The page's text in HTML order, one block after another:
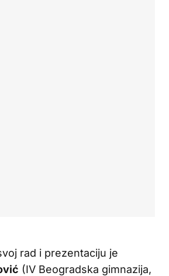
rad i prezentaciju je
(IV Beogradska gimnazija,